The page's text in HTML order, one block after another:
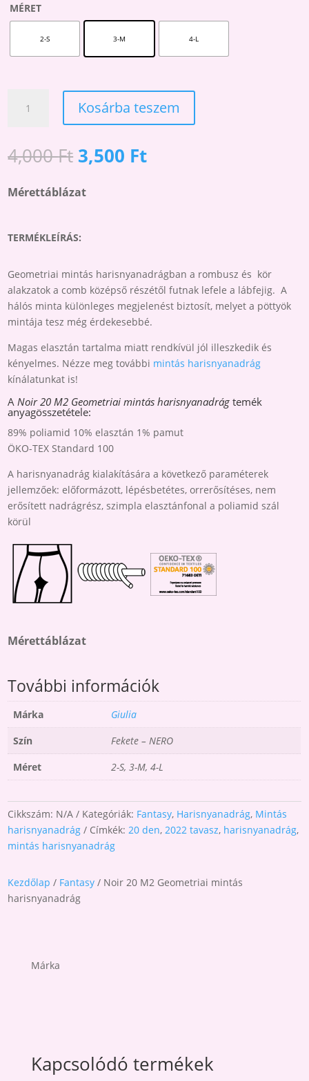
MÉRET
2-S 3-M 4-L
MINTÁS
MENNYISÉG
Kosárba teszem
4,000Ft Original
price
was:
4,000 Ft.
3,500 FtCurrent
price
Mérettáblázat
TERMÉKLEÍRÁS:
Geometriai mintás harisnyanadrágban a rombusz és kör
alakzatok a comb középső részétől futnak lefele a lábfejig. A
hálós minta különleges megjelenést biztosít, melyet a pöttyök
mintája tesz még érdekesebbé.
Magas elasztán tartalma miatt rendkívül jól illeszkedik és
kényelmes. Nézze meg további mintás harisnyanadrág
kínálatunkat is!
A Noir 20 M2 Geometriai mintás harisnyanadrág temék
anyagösszetétele:
89% poliamid 10% elasztán 1% pamut
ÖKO-TEX Standard 100
A harisnyanadrág kialakítására a következő paraméterek
jellemzőek: előformázott, lépésbetétes, orrerősítéses, nem
erősített nadrágrész, szimpla elasztánfonal a poliamid szál
körül
Mérettáblázat
További információk
Márka
Giulia
Szín
Fekete – NERO
Méret
2-S, 3-M, 4-L
Cikkszám: N/A Kategóriák: Fantasy, Harisnyanadrág, Mintás
harisnyanadrág
Címkék: 20 den, 2022 tavasz, harisnyanadrág,
mintás harisnyanadrág
Kezdőlap / Fantasy / Noir 20 M2 Geometriai mintás
harisnyanadrág
Márka
Kapcsolódó termékek